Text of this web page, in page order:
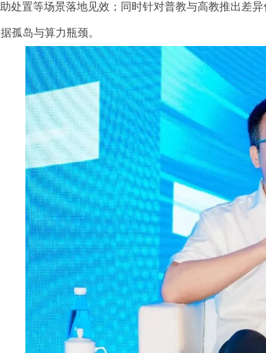
处置等场景落地见效；同时针对普教与高教推出差
孤岛与算力瓶颈。